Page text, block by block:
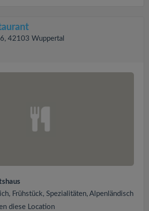
42103 Wuppertal
Frühstück, Spezialitäten, Alpenländisch
diese Location